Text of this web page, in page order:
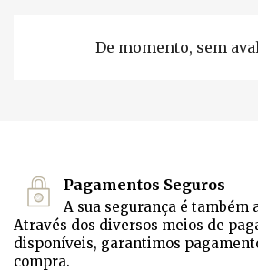
De momento, sem
Pagamentos Seguros
A sua segurança é também
Através dos diversos meios de
disponíveis, garantimos
compra.